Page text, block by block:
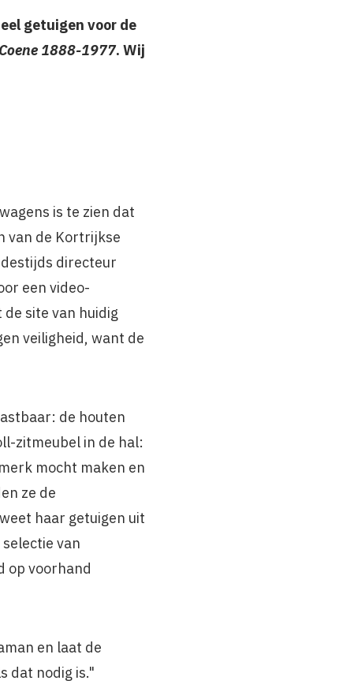
getuigen voor de
1888-1977. Wij
is te zien dat
van de Kortrijkse
directeur
een video-
site van huidig
veiligheid, want de
de houten
zitmeubel in de hal:
mocht maken en
ze de
haar getuigen uit
van
op voorhand
en laat de
dat nodig is."